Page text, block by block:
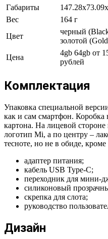
Габариты
Вес
164 г
Цвет
черный
золотой
Цена
4gb 64gb от
рублей
Комплектация
Упаковка специальной
как и сам смартфон. Коробка
картона. На лицевой
логотип Mi, а по центру –
тесноте, но не в обиде, кроме
адаптер питания;
кабель USB Type-C;
переходник для мини-
силиконовый
скрепка для слота;
руководство
Дизайн